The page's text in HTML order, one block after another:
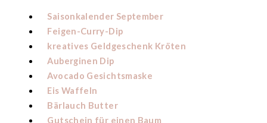
Saisonkalender September
Feigen-Curry-Dip
kreatives Geldgeschenk Kröten
Auberginen Dip
Avocado Gesichtsmaske
Eis Waffeln
Bärlauch Butter
Gutschein für einen Baum